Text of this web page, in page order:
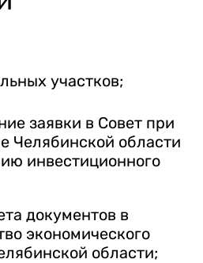
участков;
заявки в Совет при
Челябинской области
инвестиционного
документов в
экономического
области;